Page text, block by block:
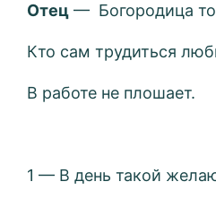
Отец — Богородица
Кто сам трудиться
В работе не плошает.
1 — В день такой